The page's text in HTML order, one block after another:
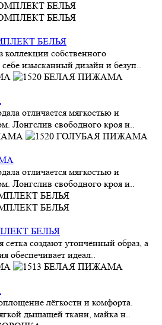
БЕЛЬЯ
собственного
изысканный дизайн и безуп..
отличается мягкостью и
Лонгслив свободного кроя и..
отличается мягкостью и
Лонгслив свободного кроя и..
БЕЛЬЯ
сетка создают утончённый образ, а
обеспечивает идеал..
лёгкости и комфорта.
дышащей ткани, майка н..